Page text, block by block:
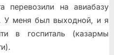
перевозили на авиабазу
У меня был выходной, и я
в госпиталь (казармы